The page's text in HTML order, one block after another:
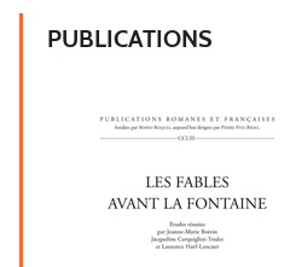
PUBLICATIONS